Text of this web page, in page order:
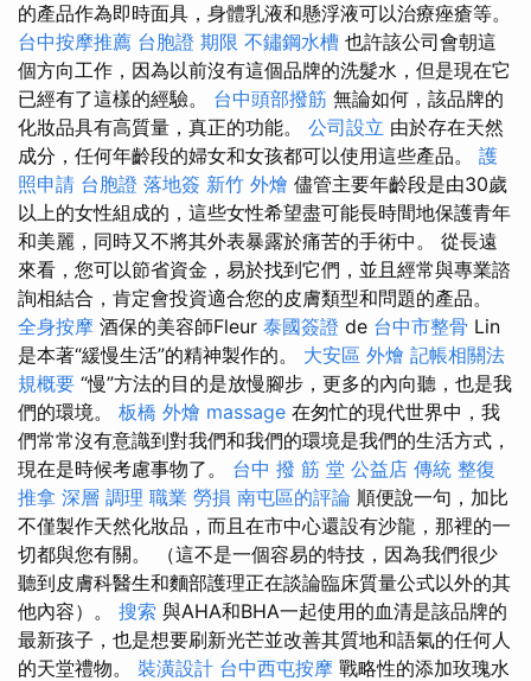
的產品作為即時面具，身體乳液和懸浮液可以治療痤瘡等。
台中按摩推薦 台胞證 期限 不鏽鋼水槽 也許該公司會朝這
個方向工作，因為以前沒有這個品牌的洗髮水，但是現在它
已經有了這樣的經驗。 台中頭部撥筋 無論如何，該品牌的
化妝品具有高質量，真正的功能。 公司設立 由於存在天然
成分，任何年齡段的婦女和女孩都可以使用這些產品。 護
照申請 台胞證 落地簽 新竹 外燴 儘管主要年齡段是由30歲
以上的女性組成的，這些女性希望盡可能長時間地保護青年
和美麗，同時又不將其外表暴露於痛苦的手術中。 從長遠
來看，您可以節省資金，易於找到它們，並且經常與專業諮
詢相結合，肯定會投資適合您的皮膚類型和問題的產品。
全身按摩 酒保的美容師Fleur 泰國簽證 de 台中市整骨 Lin
是本著“緩慢生活”的精神製作的。 大安區 外燴 記帳相關法
規概要 “慢”方法的目的是放慢腳步，更多的內向聽，也是我
們的環境。 板橋 外燴 massage 在匆忙的現代世界中，我
們常常沒有意識到對我們和我們的環境是我們的生活方式，
現在是時候考慮事物了。 台中 撥 筋 堂 公益店 傳統 整復
推拿 深層 調理 職業 勞損 南屯區的評論 順便說一句，加比
不僅製作天然化妝品，而且在市中心還設有沙龍，那裡的一
切都與您有關。 （這不是一個容易的特技，因為我們很少
聽到皮膚科醫生和麵部護理正在談論臨床質量公式以外的其
他內容）。 搜索 與AHA和BHA一起使用的血清是該品牌的
最新孩子，也是想要刷新光芒並改善其質地和語氣的任何人
的天堂禮物。 裝潢設計 台中西屯按摩 戰略性的添加玫瑰水